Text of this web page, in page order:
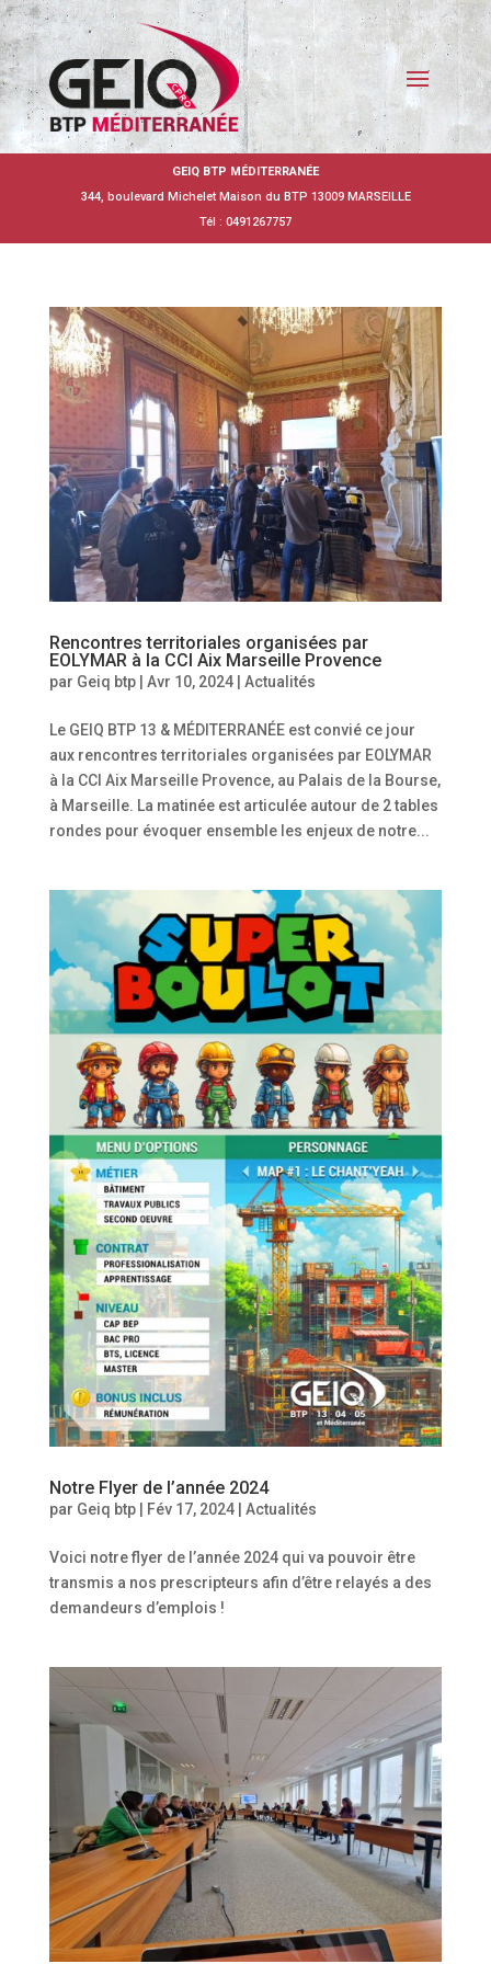
GEIQ BTP MÉDITERRANÉE
344, boulevard Michelet Maison du BTP 13009 MARSEILLE
Tél : 0491267757
Rencontres territoriales organisées par
EOLYMAR à la CCI Aix Marseille Provence
par Geiq btp| Avr 10, 2024| Actualités
Le GEIQ BTP 13 & MÉDITERRANÉE est convié ce jour
aux rencontres territoriales organisées par EOLYMAR
à la CCI Aix Marseille Provence, au Palais de la Bourse,
à Marseille. La matinée est articulée autour de 2 tables
rondes pour évoquer ensemble les enjeux de notre...
Notre Flyer de l’année 2024
par Geiq btp| Fév 17, 2024| Actualités
Voici notre flyer de l’année 2024 qui va pouvoir être
transmis a nos prescripteurs afin d’être relayés a des
demandeurs d’emplois !